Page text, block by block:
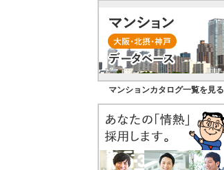
マンションカタログ一覧を見る